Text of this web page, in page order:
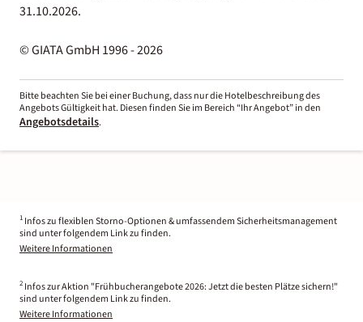
31.10.2026.
© GIATA GmbH 1996 - 2026
Bitte beachten Sie bei einer Buchung, dass nur die Hotelbeschreibung des
Angebots Gültigkeit hat. Diesen finden Sie im Bereich “Ihr Angebot” in den
Angebotsdetails.
1 Infos zu flexiblen Storno-Optionen & umfassendem Sicherheitsmanagement
sind unter folgendem Link zu finden.
Weitere Informationen
2 Infos zur Aktion "Frühbucherangebote 2026: Jetzt die besten Plätze sichern!"
sind unter folgendem Link zu finden.
Weitere Informationen